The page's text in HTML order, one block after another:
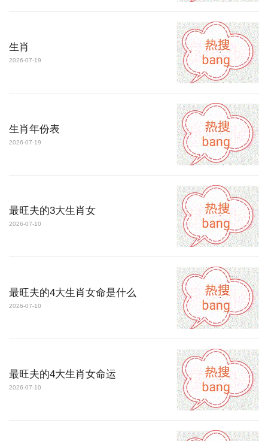
生肖
2026-07-19
生肖年份表
2026-07-19
最旺夫的3大生肖女
2026-07-10
最旺夫的4大生肖女命是什么
2026-07-10
最旺夫的4大生肖女命运
2026-07-10